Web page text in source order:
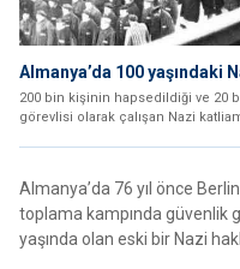
Almanya’da 100 yaşındaki
200 bin kişinin hapsedildiği ve 20
görevlisi olarak çalışan Nazi
Almanya’da 76 yıl önce
toplama kampında güvenlik
yaşında olan eski bir Nazi